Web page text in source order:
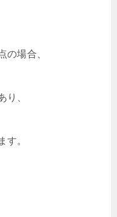
の場合、
り、
す。